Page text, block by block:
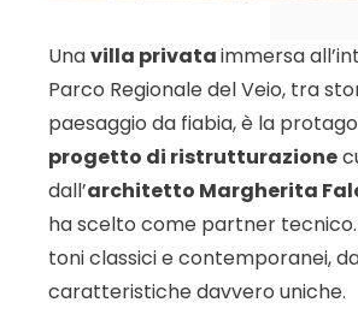
Unavilla privataimmersa
Parco Regionale del Veio, tra
paesaggio da fiabia, è la
progetto di ristrutturazione
dall’architetto Margherita
ha scelto come partner tecnico.
toni classici e contemporanei,
caratteristiche davvero uniche.